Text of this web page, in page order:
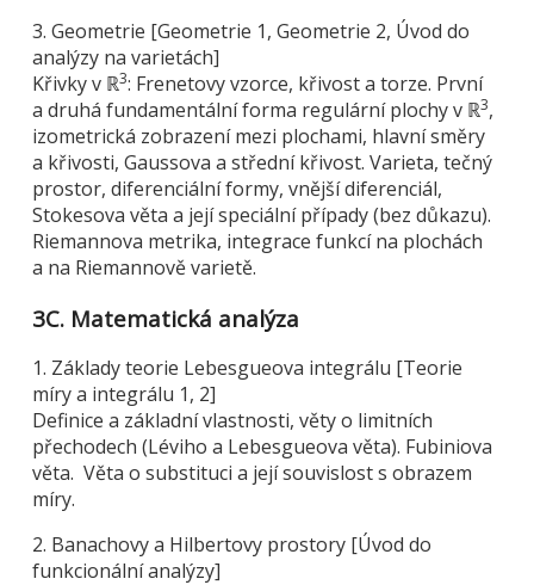
3. Geometrie [Geometrie 1, Geometrie 2, Úvod do
analýzy na varietách]
Křivky v ℝ3: Frenetovy vzorce, křivost a torze. První
a druhá fundamentální forma regulární plochy v ℝ3,
izometrická zobrazení mezi plochami, hlavní směry
a křivosti, Gaussova a střední křivost. Varieta, tečný
prostor, diferenciální formy, vnější diferenciál,
Stokesova věta a její speciální případy (bez důkazu).
Riemannova metrika, integrace funkcí na plochách
a na Riemannově varietě.
3C. Matematická analýza
1. Základy teorie Lebesgueova integrálu [Teorie
míry a integrálu 1, 2]
Definice a základní vlastnosti, věty o limitních
přechodech (Léviho a Lebesgueova věta). Fubiniova
věta. Věta o substituci a její souvislost s obrazem
míry.
2. Banachovy a Hilbertovy prostory [Úvod do
funkcionální analýzy]